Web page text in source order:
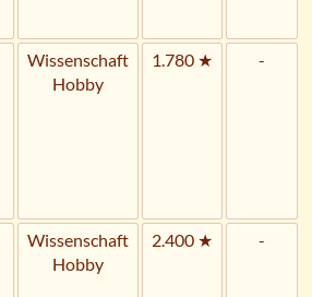
Wissenschaft
Hobby
1.780 ★ -
Wissenschaft
Hobby
2.400 ★ -